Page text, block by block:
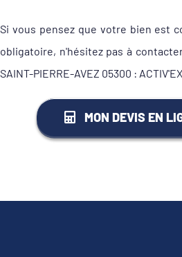
Si vous pensez que votre bien est
obligatoire, n'hésitez pas à
SAINT-PIERRE-AVEZ 05300 :
MON DEVIS EN